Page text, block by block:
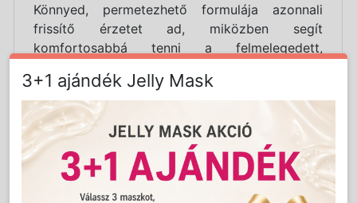
Könnyed, permetezhető formulája azonnali
frissítő érzetet ad, miközben segít
komfortosabbá tenni a felmelegedett,
regenerálódását és segíti a nedvesség
megőrzését. A gyümölcsös,
trópusi mangó illat
üdítővé és élvezetessé teszi a bőrápolási rutint
vagy a napozás utáni felfrissülést.
A formula gondosan válogatott bőrnyugtató és
hidratáló összetevőket tartalmaz:
3+1 ajándék Jelly Mask